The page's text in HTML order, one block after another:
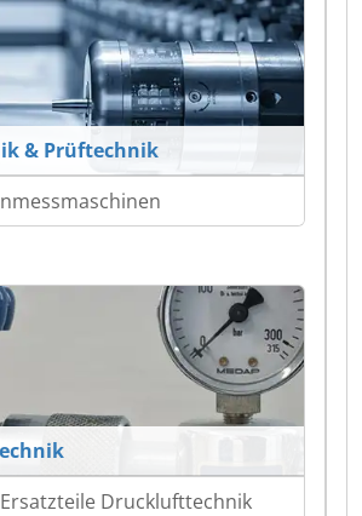
& Prüftechnik
Drucklufttechnik